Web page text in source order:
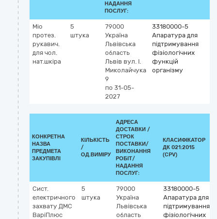
НАДАННЯ
ПОСЛУГ:
Міо
протез.
рукавич.
для чол.
нат.шкіра
5
штука
79000
Україна
Львівська
область
Львів вул. І.
Миколайчука
9
по 31-05-
2027
33180000-5
Апаратура для
підтримування
фізіологічних
функцій
організму
КОНКРЕТНА
НАЗВА
ПРЕДМЕТА
ЗАКУПІВЛІ
КІЛЬКІСТЬ
/
ОД.ВИМІРУ
АДРЕСА
ДОСТАВКИ /
СТРОК
ПОСТАВКИ/
ВИКОНАННЯ
РОБІТ/
НАДАННЯ
ПОСЛУГ:
КЛАСИФІКАТОР
ДК 021:2015
(CPV)
Сист.
електричного
захвату ДМС
ВаріПлюс
5
штука
79000
Україна
Львівська
область
33180000-5
Апаратура для
підтримування
фізіологічних